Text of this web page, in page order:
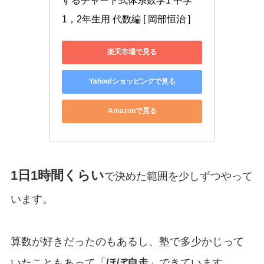
1，2年生用 代数編 [ 岡部恒治 ]
楽天市場で見る
Yahoo!ショッピングで見る
Amazonで見る
1日1時間くらいで決めた範囲を少しずつやって
います。
算数が好きだったのもあるし、塾で多少かじって